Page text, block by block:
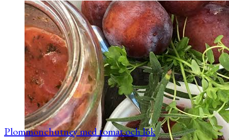
Plommonchutney med tomat och lök